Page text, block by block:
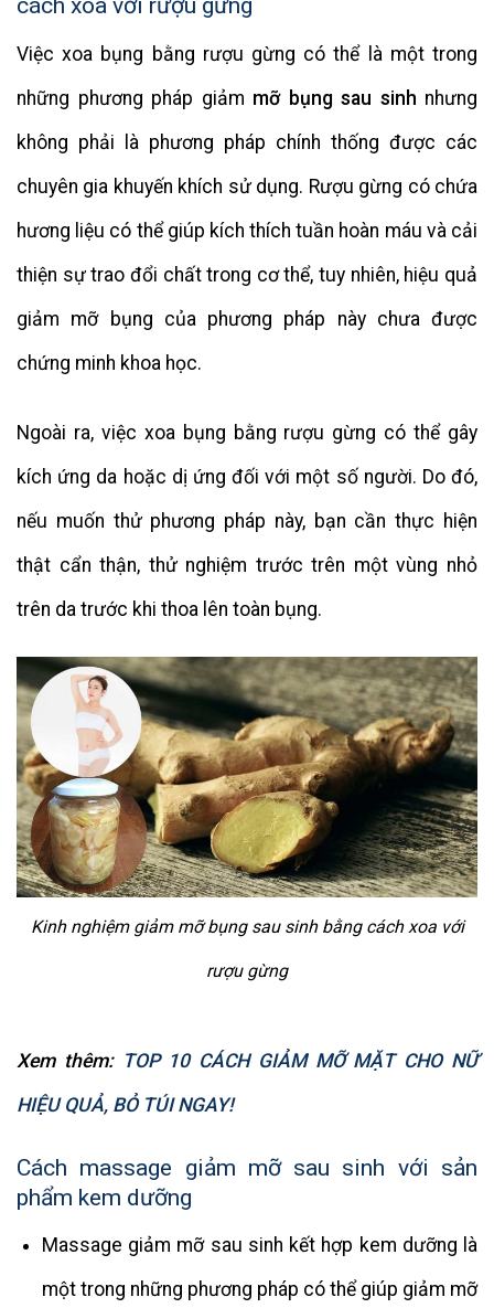
Việc xoa bụng bằng rượu gừng có thể là một trong
những phương pháp giảm mỡ bụng sau sinh nhưng
không phải là phương pháp chính thống được các
chuyên gia khuyến khích sử dụng. Rượu gừng có chứa
hương liệu có thể giúp kích thích tuần hoàn máu và cải
thiện sự trao đổi chất trong cơ thể, tuy nhiên, hiệu quả
giảm mỡ bụng của phương pháp này chưa được
chứng minh khoa học.
Ngoài ra, việc xoa bụng bằng rượu gừng có thể gây
kích ứng da hoặc dị ứng đối với một số người. Do đó,
nếu muốn thử phương pháp này, bạn cần thực hiện
thật cẩn thận, thử nghiệm trước trên một vùng nhỏ
trên da trước khi thoa lên toàn bụng.
Kinh nghiệm giảm mỡ bụng sau sinh bằng cách xoa với
rượu gừng
Xem thêm: TOP 10 CÁCH GIẢM MỠ MẶT CHO NỮ
HIỆU QUẢ, BỎ TÚI NGAY!
Cách massage giảm mỡ sau sinh với sản
phẩm kem dưỡng
Massage giảm mỡ sau sinh kết hợp kem dưỡng là
một trong những phương pháp có thể giúp giảm mỡ